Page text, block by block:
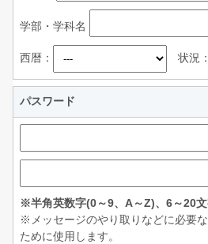
学部・学科名
西暦： 状況：
パスワード
※半角英数字(0～9、A～Z)、6～20文
※メッセージのやり取りなどに必要
ために使用します。